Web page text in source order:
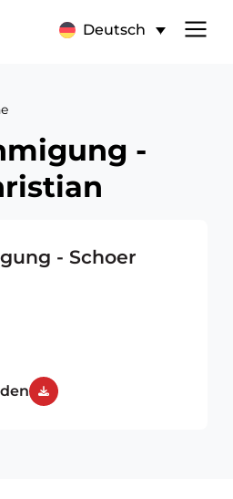
Deutsch
-
- Schoer